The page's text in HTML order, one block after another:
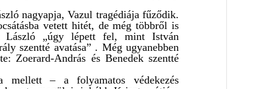
nagyapja, Vazul tragédiája fűződik.
vetett hitét, de még többről is
László „úgy lépett fel, mint István
szentté avatása” . Még ugyanebben
Zoerard-András és Benedek szentté
mellett – a folyamatos védekezés